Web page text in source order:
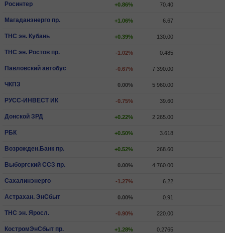
Росинтер +0.86% 70.40
Магаданэнерго пр. +1.06% 6.67
ТНС эн. Кубань +0.39% 130.00
ТНС эн. Ростов пр. -1.02% 0.485
Павловский автобус -0.67% 7 390.00
ЧКПЗ 0.00% 5 960.00
РУСС-ИНВЕСТ ИК -0.75% 39.60
Донской ЗРД +0.22% 2 265.00
РБК +0.50% 3.618
Возрожден.Банк пр. +0.52% 268.60
Выборгский ССЗ пр. 0.00% 4 760.00
Сахалинэнерго -1.27% 6.22
Астрахан. ЭнСбыт 0.00% 0.91
ТНС эн. Яросл. -0.90% 220.00
КостромЭнСбыт пр. +1.28% 0.2765